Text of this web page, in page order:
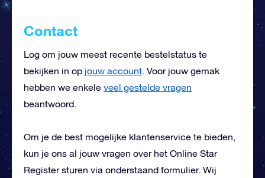
Contact
Log om jouw meest recente bestelstatus te
bekijken in op jouw account. Voor jouw gemak
hebben we enkele veel gestelde vragen
beantwoord.
Om je de best mogelijke klantenservice te bieden,
kun je ons al jouw vragen over het Online Star
Register sturen via onderstaand formulier. Wij